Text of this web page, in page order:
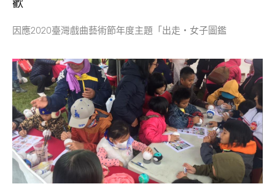
歡
因應2020臺灣戲曲藝術節年度主題「出走‧女子圖鑑